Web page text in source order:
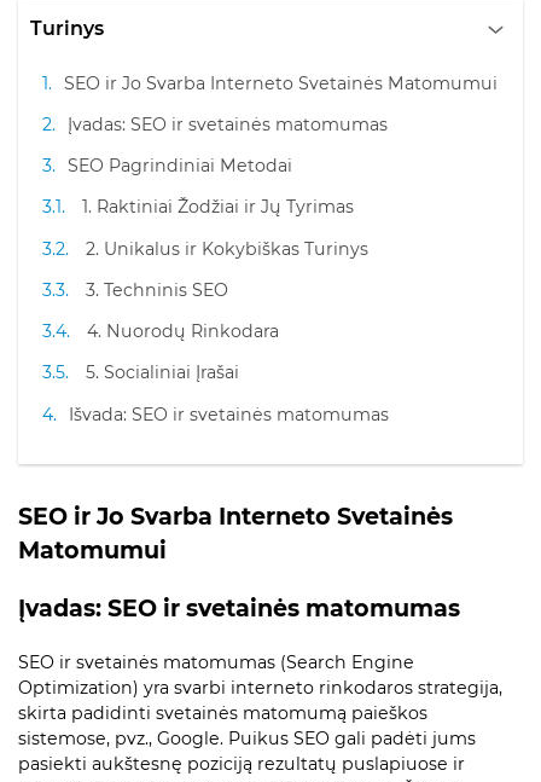
Turinys
SEO ir Jo Svarba Interneto Svetainės Matomumui
Įvadas: SEO ir svetainės matomumas
SEO Pagrindiniai Metodai
1. Raktiniai Žodžiai ir Jų Tyrimas
2. Unikalus ir Kokybiškas Turinys
3. Techninis SEO
4. Nuorodų Rinkodara
5. Socialiniai Įrašai
Išvada: SEO ir svetainės matomumas
SEO ir Jo Svarba Interneto Svetainės
Matomumui
Įvadas: SEO ir svetainės matomumas
SEO ir svetainės matomumas (Search Engine
Optimization) yra svarbi interneto rinkodaros strategija,
skirta padidinti svetainės matomumą paieškos
sistemose, pvz., Google. Puikus SEO gali padėti jums
pasiekti aukštesnę poziciją rezultatų puslapiuose ir